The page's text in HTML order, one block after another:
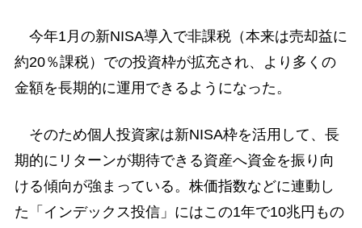
今年1月の新NISA導入で非課税（本来は売却益に
約20％課税）での投資枠が拡充され、より多くの
金額を長期的に運用できるようになった。
そのため個人投資家は新NISA枠を活用して、長
期的にリターンが期待できる資産へ資金を振り向
ける傾向が強まっている。株価指数などに連動し
た「インデックス投信」にはこの1年で10兆円もの